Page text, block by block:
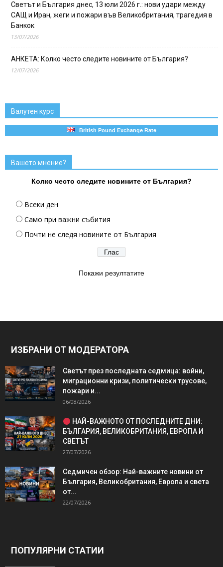
Светът и България днес, 13 юли 2026 г.: нови удари между
САЩ и Иран, жеги и пожари във Великобритания, трагедия в
Банкок
13/07/2026
АНКЕТА: Колко често следите новините от България?
12/07/2026
Валутен курс
British Pound Exchange Rate
Вашето мнение?
Колко често следите новините от България?
Всеки ден
Само при важни събития
Почти не следя новините от България
Покажи резултатите
ИЗБРАНИ ОТ МОДЕРАТОРА
Светът през последната седмица: войни,
миграционни кризи, политически трусове,
пожари и...
06/08/2026
НАЙ-ВАЖНОТО ОТ ПОСЛЕДНИТЕ ДНИ:
БЪЛГАРИЯ, ВЕЛИКОБРИТАНИЯ, ЕВРОПА И
СВЕТЪТ
27/07/2026
Седмичен обзор: Най-важните новини от
България, Великобритания, Европа и света
от...
22/07/2026
ПОПУЛЯРНИ СТАТИИ